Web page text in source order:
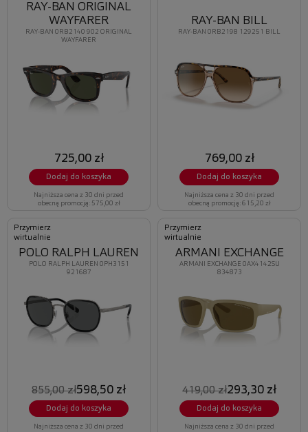
RAY-BAN 0RB2140 902 ORIGINAL
WAYFARER
RAY-BAN ORIGINAL
WAYFARER
725,00 zł
Dodaj do koszyka
Najniższa cena z 30 dni przed
obecną promocją: 575,00 zł
RAY-BAN 0RB2198 129251 BILL
RAY-BAN BILL
769,00 zł
Dodaj do koszyka
Najniższa cena z 30 dni przed
obecną promocją: 615,20 zł
Przymierz
wirtualnie
POLO RALPH LAUREN 0PH3151
921687
POLO RALPH LAUREN
855,00 zł598,50 zł
Dodaj do koszyka
Najniższa cena z 30 dni przed
Przymierz
wirtualnie
ARMANI EXCHANGE 0AX4142SU
834873
ARMANI EXCHANGE
419,00 zł293,30 zł
Dodaj do koszyka
Najniższa cena z 30 dni przed